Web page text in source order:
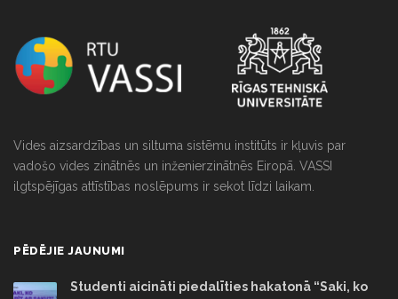
Vides aizsardzības un siltuma sistēmu institūts ir kļuvis par
vadošo vides zinātnēs un inženierzinātnēs Eiropā. VASSI
ilgtspējīgas attīstības noslēpums ir sekot līdzi laikam.
PĒDĒJIE JAUNUMI
Studenti aicināti piedalīties hakatonā “Saki, ko